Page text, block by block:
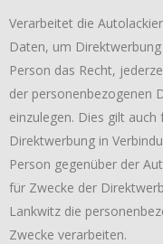
Verarbeitet die
Daten, um
Person das Recht,
der personenbezogenen
einzulegen. Dies gilt
Direktwerbung in
Person gegenüber der
für Zwecke der
Lankwitz die
Zwecke verarbeiten.